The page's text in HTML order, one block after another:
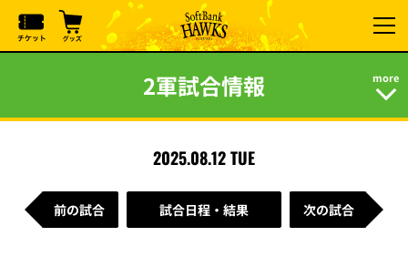
2軍試合情報
2025.08.12 TUE
前の試合 試合日程・結果 次の試合